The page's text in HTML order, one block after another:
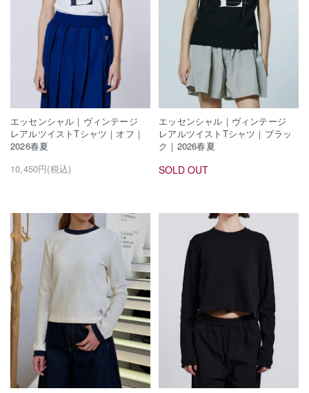
エッセンシャル｜ヴィンテージ
レアルツイストTシャツ｜オフ｜
2026春夏
10,450円(税込)
エッセンシャル｜ヴィンテージ
レアルツイストTシャツ｜ブラッ
ク｜2026春夏
SOLD OUT